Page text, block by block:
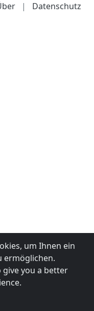
| Datenschutz
um Ihnen ein
ermöglichen.
give you a better